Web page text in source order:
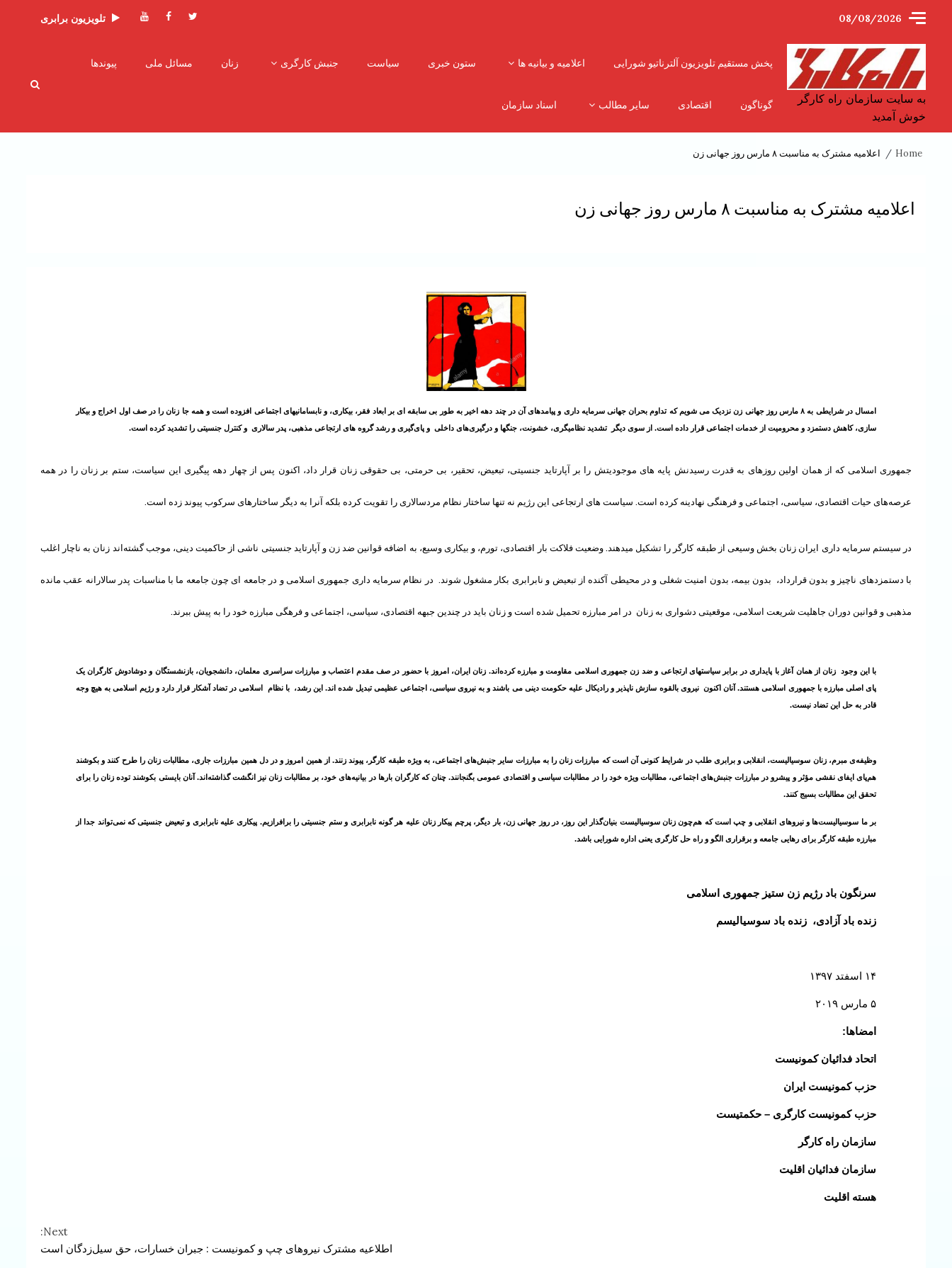
08/08/2026 توئیترفیسبوکیوتیوب تلویزیون برابری
به سایت سازمان راه کارگر
خوش آمدید
پخش مستقیم تلویزیون آلترناتیو شورایی اعلامیه و بیانیه ها ستون خبری سیاست جنبش کارگری زنان مسائل ملی پیوندها
گوناگون اقتصادی سایر مطالب اسناد سازمان
Home اعلامیه مشترک به مناسبت ۸ مارس روز جهانی زن
اعلامیه مشترک به مناسبت ۸ مارس روز جهانی زن
امسال در شرایطی به ۸ مارس روز جهانی زن نزدیک می شویم که تداوم بحران جهانی سرمایه داری و پیامدهای آن در چند دهه اخیر به طور بی سابقه ای بر ابعاد فقر، بیکاری، و نابسامانیهای اجتماعی افزوده است و همه جا زنان را در صف اول اخراج و بیکار
سازی، کاهش دستمزد و محرومیت از خدمات اجتماعی قرار داده است. از سوی دیگر تشدید نظامیگری، خشونت، جنگها و درگیری‌های داخلی و پای‌گیری و رشد گروه های ارتجاعی مذهبی، پدر سالاری و کنترل جنسیتی را تشدید کرده است.
جمهوری اسلامی که از همان اولین روزهای به قدرت رسیدنش پایه های موجودیتش را بر آپارتاید جنسیتی، تبعیض، تحقیر، بی حرمتی، بی حقوقی زنان قرار داد، اکنون پس از چهار دهه پیگیری این سیاست، ستم بر زنان را در همه
عرصه‌های حیات اقتصادی، سیاسی، اجتماعی و فرهنگی نهادینه کرده است. سیاست های ارتجاعی این رژیم نه تنها ساختار نظام مردسالاری را تقویت کرده بلکه آنرا به دیگر ساختارهای سرکوب پیوند زده است.
در سیستم سرمایه داری ایران زنان بخش وسیعی از طبقه کارگر را تشکیل میدهند. وضعیت فلاکت بار اقتصادی، تورم، و بیکاری وسیع، به اضافه قوانین ضد زن و آپارتاید جنسیتی ناشی از حاکمیت دینی، موجب گشته‌اند زنان به ناچار اغلب
با دستمزدهای ناچیز و بدون قرارداد، بدون بیمه، بدون امنیت شغلی و در محیطی آکنده از تبعیض و نابرابری بکار مشغول شوند. در نظام سرمایه داری جمهوری اسلامی و در جامعه ای چون جامعه ما با مناسبات پدر سالارانه عقب مانده
مذهبی و قوانین دوران جاهلیت شریعت اسلامی، موقعیتی دشواری به زنان در امر مبارزه تحمیل شده است و زنان باید در چندین جبهه اقتصادی، سیاسی، اجتماعی و فرهگی مبارزه خود را به پیش ببرند.
با این وجود زنان از همان آغاز با پایداری در برابر سیاستهای ارتجاعی و ضد زن جمهوری اسلامی مقاومت و مبارزه کرده‌اند. زنان ایران، امروز با حضور در صف مقدم اعتصاب و مبارزات سراسری معلمان، دانشجویان، بازنشستگان و دوشادوش کارگران یک
پای اصلی مبارزه با جمهوری اسلامی هستند. آنان اکنون نیروی بالقوه سازش ناپذیر و رادیکال علیه حکومت دینی می باشند و به نیروی سیاسی، اجتماعی عظیمی تبدیل شده اند. این رشد، با نظام اسلامی در تضاد آشکار قرار دارد و رژیم اسلامی به هیچ وجه
قادر به حل این تضاد نیست.
وظیفه‌ی مبرم، زنان سوسیالیست، انقلابی و برابری‌ طلب در شرایط کنونی آن است که مبارزات زنان را به مبارزات سایر جنبش‌های اجتماعی، به ویژه طبقه کارگر، پیوند زنند. از همین امروز و در دل همین مبارزات جاری، مطالبات زنان را طرح کنند و بکوشند
هم‌پای ایفای نقشی مؤثر و پیشرو در مبارزات جنبش‌های اجتماعی، مطالبات ویژه خود را در مطالبات سیاسی و اقتصادی عمومی بگنجانند. چنان که کارگران بارها در بیانیه‌های خود، بر مطالبات زنان نیز انگشت گذاشته‌اند. آنان بایستی بکوشند توده زنان را برای
تحقق این مطالبات بسیج کنند.
بر ما سوسیالیست‌ها و نیروهای انقلابی و چپ است که هم‌چون زنان سوسیالیست بنیان‌گذار این روز، در روز جهانی زن، بار دیگر، پرچم پیکار زنان علیه هر گونه نابرابری و ستم جنسیتی را برافرازیم. پیکاری علیه نابرابری و تبعیض جنسیتی که نمی‌تواند جدا از
مبارزه طبقه کارگر برای رهایی جامعه و برقراری الگو و راه حل کارگری یعنی اداره شورایی باشد.
سرنگون باد رژیم زن ستیز جمهوری اسلامی
زنده باد آزادی، زنده باد سوسیالیسم
۱۴ اسفتد ۱۳۹۷
۵ مارس ۲۰۱۹
امضاها:
اتحاد فدائیان کمونیست
حزب کمونیست ایران
حزب کمونیست کارگری – حکمتیست
سازمان راه کارگر
سازمان فدائیان اقلیت
هسته اقلیت
Next:
اطلاعیه مشترک نیروهای چپ و کمونیست : جبران خسارات، حق سیل‌زدگان است